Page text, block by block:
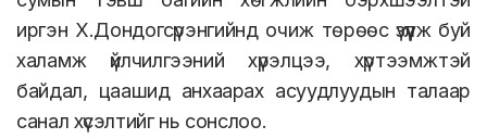
иргэн Х.Дондогсүрэнгийнд очиж төрөөс үзүүлж буй
халамж үйлчилгээний хүрэлцээ, хүртээмжтэй
байдал, цаашид анхаарах асуудлуудын талаар
санал хүсэлтийг нь сонслоо.